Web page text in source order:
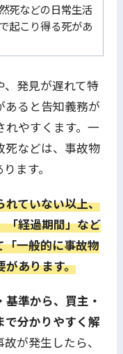
死などの日常生活
起こり得る死があ
、発見が遅れて特
あると告知義務が
れやすくます。一
死などは、事故物
ます。
れていない以上、
「経過期間」など
「一般的に事故物
があります。
準から、買主・
で分かりやすく解
が発生したら、